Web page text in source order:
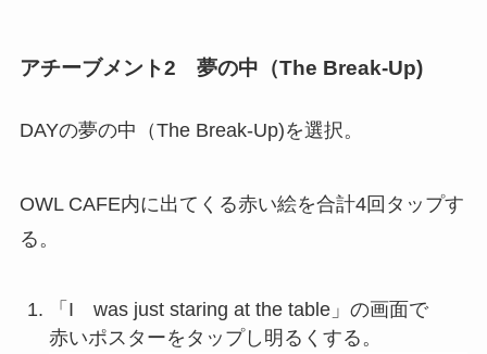
アチーブメント2 夢の中（The Break-Up)
DAYの夢の中（The Break-Up)を選択。
OWL CAFE内に出てくる赤い絵を合計4回タップす
る。
「I was just staring at the table」の画面で
赤いポスターをタップし明るくする。